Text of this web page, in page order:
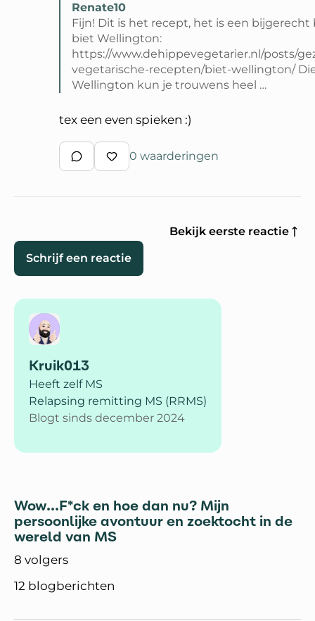
Renate10
Fijn! Dit is het recept, het is een bijgerecht
biet Wellington:
https://www.dehippevegetarier.nl/posts/
vegetarische-recepten/biet-wellington/
Wellington kun je trouwens heel …
tex een even spieken :)
Schrijf een reactie
Waardeer reactie
0 waarderingen
Bekijk eerste reactie
Schrijf een reactie
Kruik013
Heeft zelf MS
Relapsing remitting MS (RRMS)
Blogt sinds december 2024
Wow...F*ck en hoe dan nu? Mijn
persoonlijke avontuur en zoektocht in de
wereld van MS
8 volgers
12 blogberichten